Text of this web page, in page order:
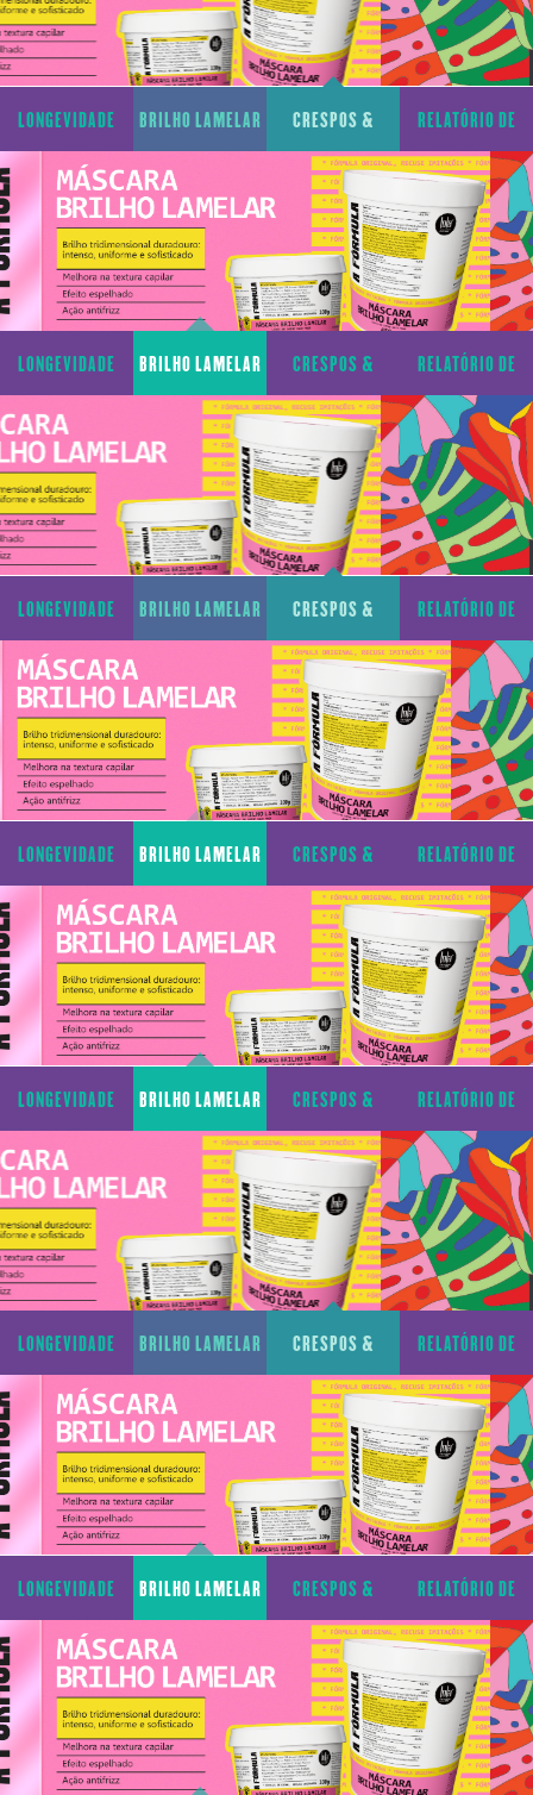
LONGEVIDADE
CAPILAR
BRILHO LAMELAR CRESPOS &
CACHOS
RELATÓRIO DE
TRANSPARÊNCIA
LONGEVIDADE
CAPILAR
BRILHO LAMELAR CRESPOS &
CACHOS
RELATÓRIO DE
TRANSPARÊNCIA
LONGEVIDADE
CAPILAR
BRILHO LAMELAR CRESPOS &
CACHOS
RELATÓRIO DE
TRANSPARÊNCIA
LONGEVIDADE
CAPILAR
BRILHO LAMELAR CRESPOS &
CACHOS
RELATÓRIO DE
TRANSPARÊNCIA
LONGEVIDADE
CAPILAR
BRILHO LAMELAR CRESPOS &
CACHOS
RELATÓRIO DE
TRANSPARÊNCIA
LONGEVIDADE
CAPILAR
BRILHO LAMELAR CRESPOS &
CACHOS
RELATÓRIO DE
TRANSPARÊNCIA
LONGEVIDADE
CAPILAR
BRILHO LAMELAR CRESPOS &
CACHOS
RELATÓRIO DE
TRANSPARÊNCIA